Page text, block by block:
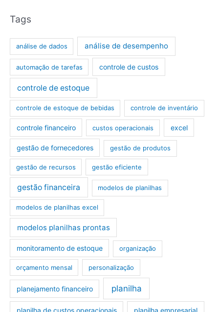
Tags
análise de dados análise de desempenho
automação de tarefas controle de custos
controle de estoque
controle de estoque de bebidas controle de inventário
controle financeiro custos operacionais excel
gestão de fornecedores gestão de produtos
gestão de recursos gestão eficiente
gestão financeira modelos de planilhas
modelos de planilhas excel
modelos planilhas prontas
monitoramento de estoque organização
orçamento mensal personalização
planejamento financeiro planilha